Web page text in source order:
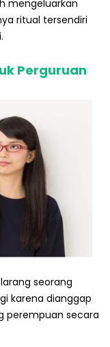
mengeluarkan
ritual tersendiri
Perguruan
seorang
karena dianggap
perempuan secara